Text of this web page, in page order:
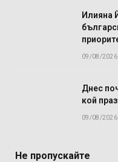
Илияна
09/08/2026
Днес
кой
09/08/2026
Не пропускайте